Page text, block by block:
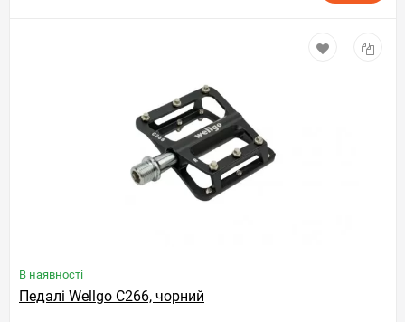
В наявності
Педалі Wellgo C266, чорний